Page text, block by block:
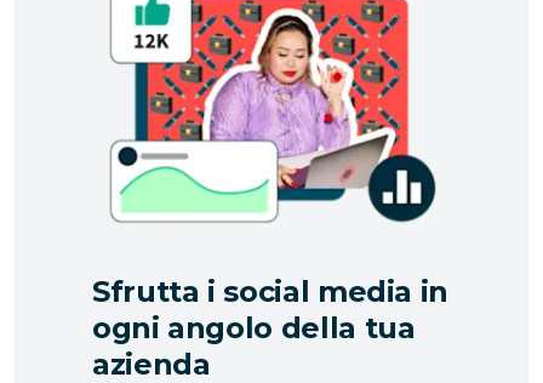
Sfrutta i social media in
ogni angolo della tua
azienda